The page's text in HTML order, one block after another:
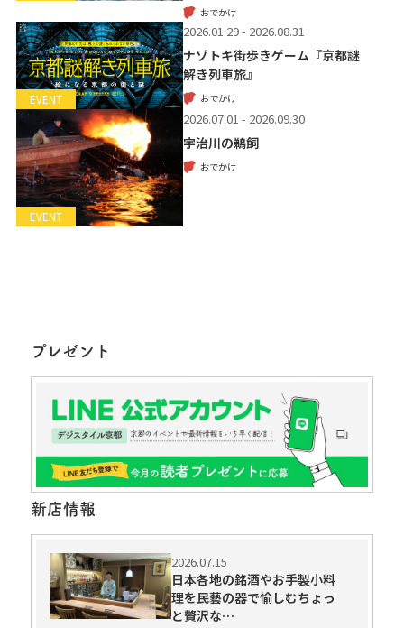
おでかけ
EVENT
2026.01.29 - 2026.08.31
ナゾトキ街歩きゲーム『京都謎
解き列車旅』
おでかけ
EVENT
2026.07.01 - 2026.09.30
宇治川の鵜飼
おでかけ
プレゼント
新店情報
2026.07.15
日本各地の銘酒やお手製小料
理を民藝の器で愉しむちょっ
と贅沢な…